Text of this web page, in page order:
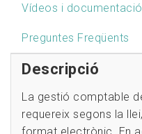
Vídeos i
Preguntes Freqüents
Descripció
La gestió comptable
requereix segons la
format electrònic. En